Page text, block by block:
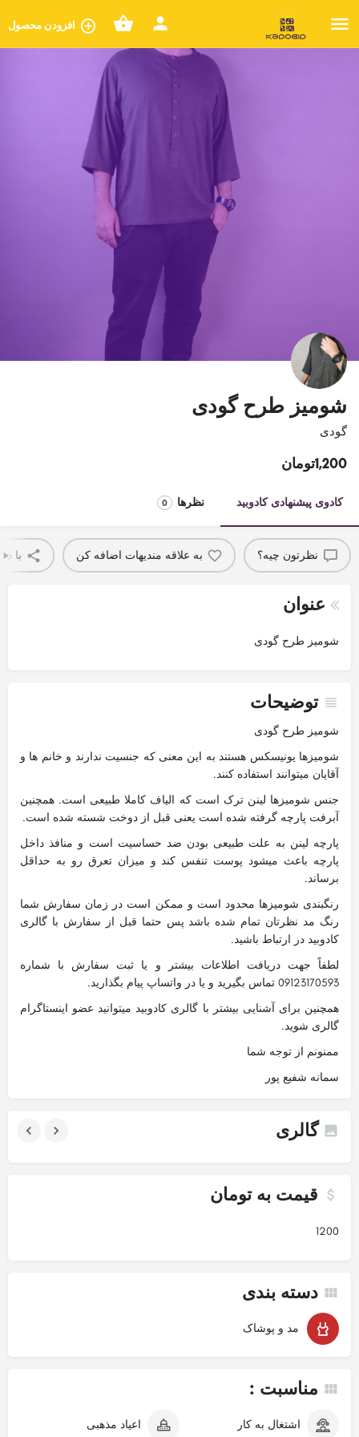
افزودن محصول
شومیز طرح گودی
گودی
1,200تومان
کادوی پیشنهادی کادوبید نظرها 0
نظرتون چیه؟ به علاقه مندیهات اضافه کن با
عنوان
شومیز طرح گودی
توضیحات
شومیز طرح گودی
شومیزها یونیسکس هستند به این معنی که جنسیت ندارند و خانم ها و
آقایان میتوانند استفاده کنند.
جنس شومیزها لینن ترک است که الیاف کاملا طبیعی است. همچنین
آبرفت پارچه گرفته شده است یعنی قبل از دوخت شسته شده است.
پارچه لینن به علت طبیعی بودن ضد حساسیت است و منافذ داخل
پارچه باعث میشود پوست تنفس کند و میزان تعرق رو به حداقل
برساند.
رنگبندی شومیزها محدود است و ممکن است در زمان سفارش شما
رنگ مد نظرتان تمام شده باشد پس حتما قبل از سفارش با گالری
کادوبید در ارتباط باشید.
لطفاً جهت دریافت اطلاعات بیشتر و یا ثبت سفارش با شماره
09123170593 تماس بگیرید و یا در واتساپ پیام بگذارید.
همچنین برای آشنایی بیشتر با گالری کادوبید میتوانید عضو اینستاگرام
گالری شوید.
ممنونم از توجه شما
سمانه شفیع پور
گالری
قیمت به تومان
1200
دسته بندی
مد و پوشاک
مناسبت :
اشتغال به کار اعیاد مذهبی